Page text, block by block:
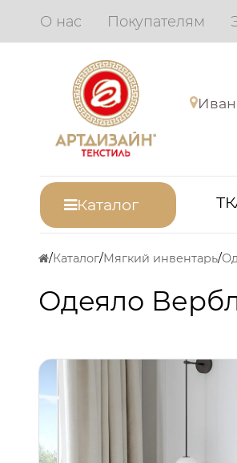
О нас Покупателям
Каталог
Каталог Мягкий инвентарь
Одеяло